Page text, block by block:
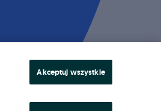
Akceptuj wszystkie